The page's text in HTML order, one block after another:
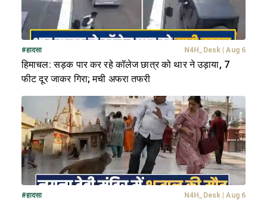
#हादसा N4H_Desk | Aug 6
हिमाचल: सड़क पार कर रहे कॉलेज छात्र को थार ने उड़ाया, 7
फीट दूर जाकर गिरा; मची अफरा तफरी
#हादसा N4H_Desk | Aug 6